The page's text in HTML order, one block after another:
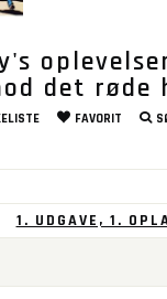
det røde
FAVORIT
1. UDGAVE, 1.